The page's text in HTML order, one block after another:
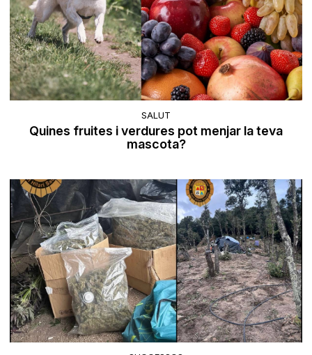
SALUT
Quines fruites i verdures pot menjar la teva
mascota?